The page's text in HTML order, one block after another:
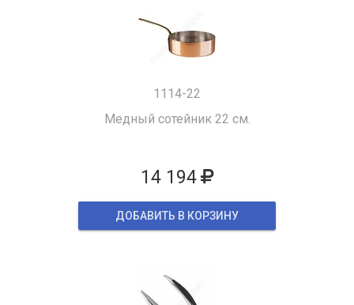
1114-22
Медный сотейник 22 см.
14 194
ДОБАВИТЬ В КОРЗИНУ